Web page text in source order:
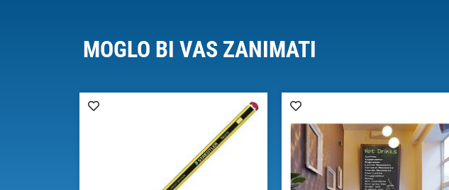
MOGLO BI VAS ZANIMATI